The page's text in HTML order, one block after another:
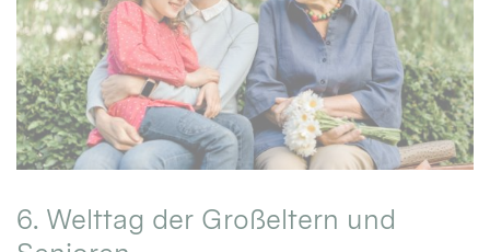
6. Welttag der Großeltern und